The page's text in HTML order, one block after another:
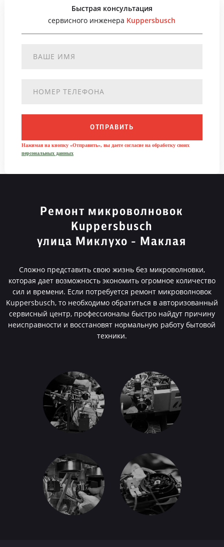
Быстрая консультация
сервисного инженера Kuppersbusch
ОТПРАВИТЬ
Нажимая на кнопку «Отправить», вы даете согласие на обработку своих
персональных данных
Ремонт микроволновок
Kuppersbusch
улица Миклухо - Маклая
Сложно представить свою жизнь без микроволновки,
которая дает возможность экономить огромное количество
сил и времени. Если потребуется ремонт микроволновок
Kuppersbusch, то необходимо обратиться в авторизованный
сервисный центр, профессионалы быстро найдут причину
неисправности и восстановят нормальную работу бытовой
техники.